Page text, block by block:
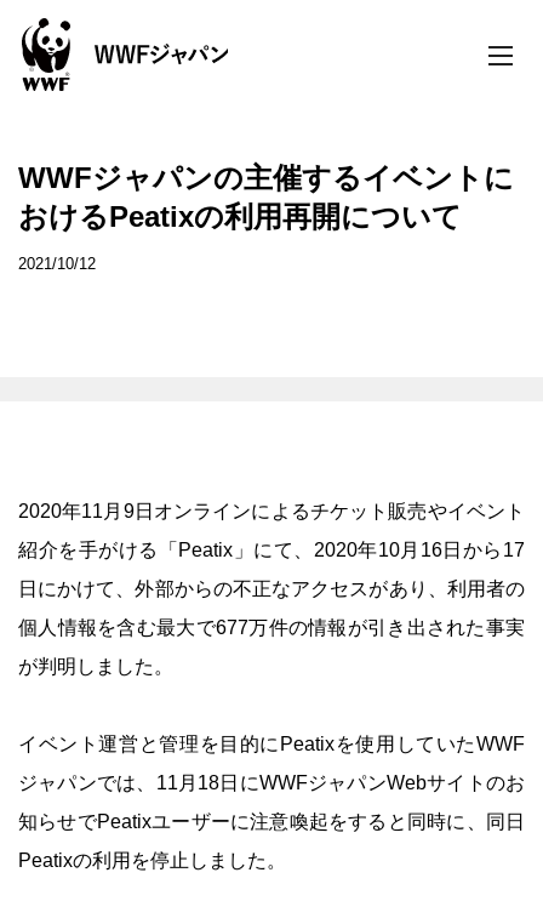
toggle
WWFジャパンの主催するイベントに
おけるPeatixの利用再開について
2021/10/12
2020年11月9日オンラインによるチケット販売やイベント
紹介を手がける「Peatix」にて、2020年10月16日から17
日にかけて、外部からの不正なアクセスがあり、利用者の
個人情報を含む最大で677万件の情報が引き出された事実
が判明しました。
イベント運営と管理を目的にPeatixを使用していたWWF
ジャパンでは、11月18日にWWFジャパンWebサイトのお
知らせでPeatixユーザーに注意喚起をすると同時に、同日
Peatixの利用を停止しました。